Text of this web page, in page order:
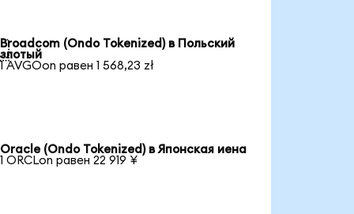
Broadcom (Ondo Tokenized) в Польский
злотый
1 AVGOon равен 1 568,23 zł
Oracle (Ondo Tokenized) в Японская иена
1 ORCLon равен 22 919 ¥